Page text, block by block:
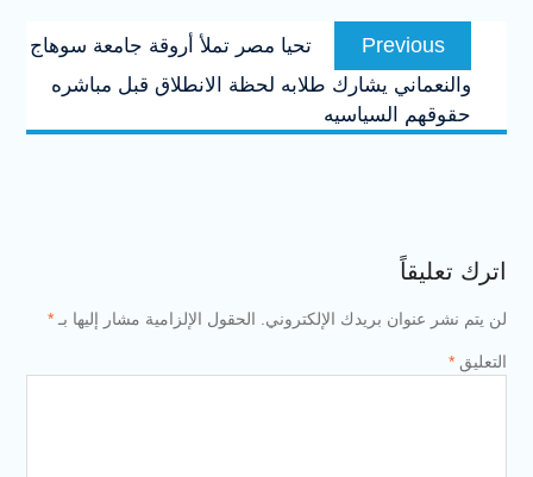
تصفّح
المقالاتPrevious
Previous
post:
تحيا مصر تملأ أروقة جامعة سوهاج
والنعماني يشارك طلابه لحظة الانطلاق قبل مباشره
حقوقهم السياسيه
اترك تعليقاً
لن يتم نشر عنوان بريدك الإلكتروني. الحقول الإلزامية مشار إليها بـ *
التعليق *